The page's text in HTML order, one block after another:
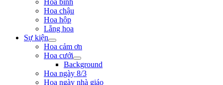
Hoa bình
Hoa chậu
Hoa hộp
Lẵng hoa
Sự kiện
Hoa cảm ơn
Hoa cưới
Background
Hoa ngày 8/3
Hoa ngày nhà giáo